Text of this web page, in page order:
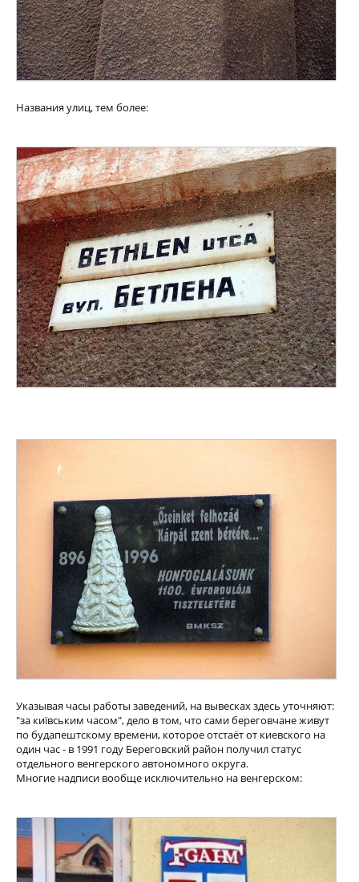
Названия улиц, тем более:
Указывая часы работы заведений, на вывесках здесь уточняют:
"за київським часом", дело в том, что сами береговчане живут
по будапештскому времени, которое отстаёт от киевского на
один час - в 1991 году Береговский район получил статус
отдельного венгерского автономного округа.
Многие надписи вообще исключительно на венгерском: